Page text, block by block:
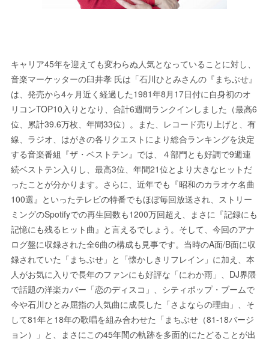
キャリア45年を迎えても変わらぬ人気となっていることに対し、
音楽マーケッターの臼井孝 氏は「石川ひとみさんの『まちぶせ』
は、発売から4ヶ月近く経過した1981年8月17日付に自身初のオ
リコンTOP10入りとなり、合計6週間ランクインしました（最高6
位、累計39.6万枚、年間33位）。また、レコード売り上げと、有
線、ラジオ、はがきの各リクエストにより総合ランキングを決定
する音楽番組『ザ・ベストテン』では、４部門とも好調で9週連
続ベストテン入りし、最高3位、年間21位とより大きなヒットだ
ったことが分かります。さらに、近年でも『昭和のカラオケ名曲
100選』といったテレビの特番でもほぼ毎回放送され、ストリー
ミングのSpotifyでの再生回数も1200万回超え、まさに『記録にも
記憶にも残るヒット曲』と言えるでしょう。そして、今回のアナ
ログ盤に収録された全6曲の構成も見事です。当時のA面/B面に収
録されていた「まちぶせ」と「懐かしきリフレイン」に加え、本
人がお気に入りで長年のファンにも好評な「にわか雨」、DJ界隈
で話題の洋楽カバー「恋のディスコ」、シティポップ・ブームで
今や石川ひとみ屈指の人気曲に成長した「さよならの理由」、そ
して81年と18年の歌唱を組み合わせた「まちぶせ（81-18バージ
ョン）」と、まさにこの45年間の軌跡を多面的にたどることが出